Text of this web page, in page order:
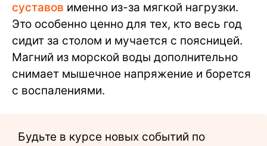
суставов именно из-за мягкой нагрузки.
Это особенно ценно для тех, кто весь год
сидит за столом и мучается с поясницей.
Магний из морской воды дополнительно
снимает мышечное напряжение и борется
с воспалениями.
Будьте в курсе новых событий по